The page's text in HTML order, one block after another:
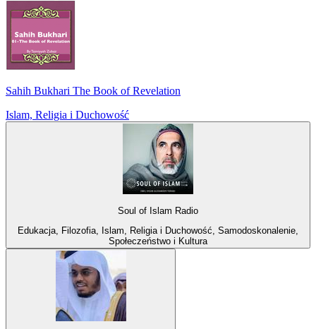
Sahih Bukhari The Book of Revelation
Islam, Religia i Duchowość
Soul of Islam Radio
Edukacja, Filozofia, Islam, Religia i Duchowość, Samodoskonalenie,
Społeczeństwo i Kultura